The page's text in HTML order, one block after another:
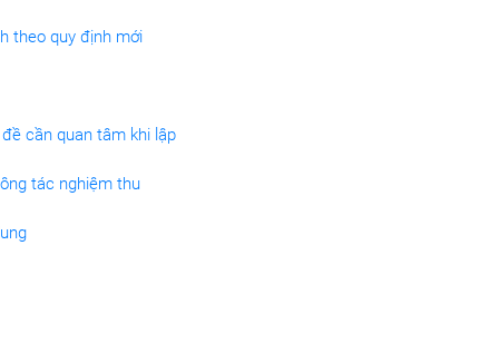
theo quy định mới
cần quan tâm khi lập
tác nghiệm thu